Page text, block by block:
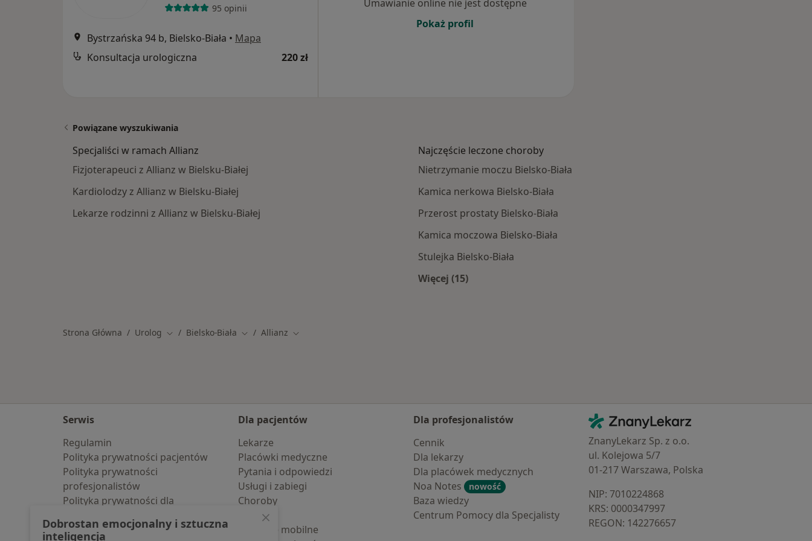
95 opinii
Bystrzańska 94 b, Bielsko-Biała • Mapa
Konsultacja urologiczna
220 zł
Umawianie online nie jest dostępne
Pokaż profil
Powiązane wyszukiwania
Specjaliści w ramach Allianz
Fizjoterapeuci z Allianz w Bielsku-Białej
Kardiolodzy z Allianz w Bielsku-Białej
Lekarze rodzinni z Allianz w Bielsku-Białej
Najczęście leczone choroby
Nietrzymanie moczu Bielsko-Biała
Kamica nerkowa Bielsko-Biała
Przerost prostaty Bielsko-Biała
Kamica moczowa Bielsko-Biała
Stulejka Bielsko-Biała
Więcej (15)
Strona Główna Urolog Zmień miasto
Bielsko-Biała Zmień miasto
Allianz Zmień miasto
Serwis
Regulamin
Polityka prywatności pacjentów
Polityka prywatności
profesjonalistów
Polityka prywatności dla
pozyskaliśmy samodzielnie
Dla pacjentów
Lekarze
Placówki medyczne
Pytania i odpowiedzi
Usługi i zabiegi
Choroby
Pomoc
Aplikacje mobilne
Dla profesjonalistów
Cennik
Dla lekarzy
Dla placówek medycznych
Noa Notes
nowość
Baza wiedzy
Centrum Pomocy dla Specjalisty
Kontakt
ZnanyLekarz - Strona główna
ZnanyLekarz Sp. z o.o.
ul. Kolejowa 5/7
01-217 Warszawa, Polska
NIP: ⁠7010224868
KRS: ⁠0000347997
REGON: ⁠142276657
Dobrostan emocjonalny i sztuczna
inteligencja